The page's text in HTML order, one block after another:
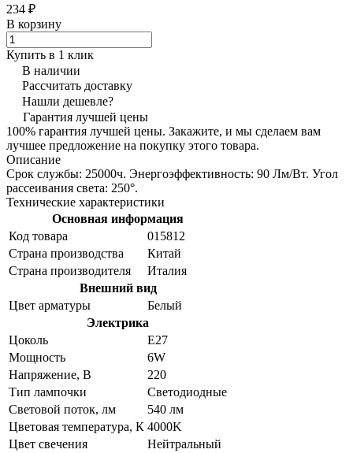
234 ₽
В корзину
Купить в 1 клик
В наличии
Рассчитать доставку
Нашли дешевле?
Гарантия лучшей цены
100% гарантия лучшей цены. Закажите, и мы сделаем вам
лучшее предложение на покупку этого товара.
Описание
Срок службы: 25000ч. Энергоэффективность: 90 Лм/Вт. Угол
рассеивания света: 250°.
Технические характеристики
Основная информация
Код товара
015812
Страна производства
Китай
Страна производителя
Италия
Внешний вид
Цвет арматуры
Белый
Электрика
Цоколь
E27
Мощность
6W
Напряжение, В
220
Тип лампочки
Светодиодные
Световой поток, лм
540 лм
Цветовая температура, К 4000K
Цвет свечения
Нейтральный